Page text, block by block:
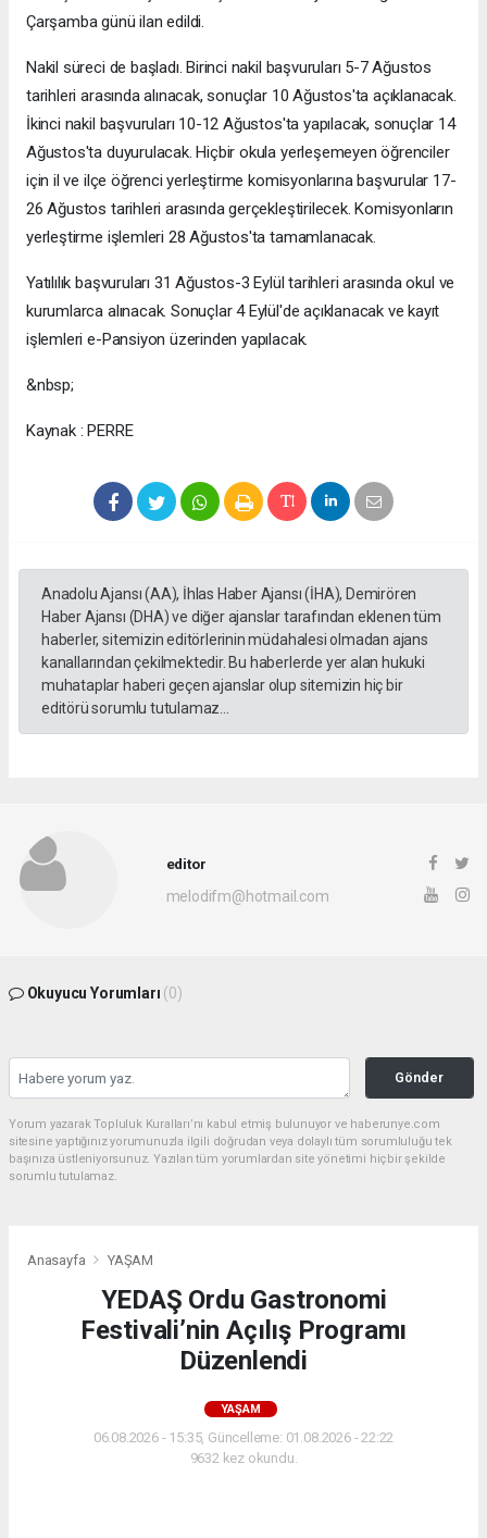
Çarşamba günü ilan edildi.
Nakil süreci de başladı. Birinci nakil başvuruları 5-7 Ağustos
tarihleri arasında alınacak, sonuçlar 10 Ağustos'ta açıklanacak.
İkinci nakil başvuruları 10-12 Ağustos'ta yapılacak, sonuçlar 14
Ağustos'ta duyurulacak. Hiçbir okula yerleşemeyen öğrenciler
için il ve ilçe öğrenci yerleştirme komisyonlarına başvurular 17-
26 Ağustos tarihleri arasında gerçekleştirilecek. Komisyonların
yerleştirme işlemleri 28 Ağustos'ta tamamlanacak.
Yatılılık başvuruları 31 Ağustos-3 Eylül tarihleri arasında okul ve
kurumlarca alınacak. Sonuçlar 4 Eylül'de açıklanacak ve kayıt
işlemleri e-Pansiyon üzerinden yapılacak.
&nbsp;
Kaynak : PERRE
Anadolu Ajansı (AA), İhlas Haber Ajansı (İHA), Demirören
Haber Ajansı (DHA) ve diğer ajanslar tarafından eklenen tüm
haberler, sitemizin editörlerinin müdahalesi olmadan ajans
kanallarından çekilmektedir. Bu haberlerde yer alan hukuki
muhataplar haberi geçen ajanslar olup sitemizin hiç bir
editörü sorumlu tutulamaz...
editor
melodifm@hotmail.com
Okuyucu Yorumları (0)
Gönder
Yorum yazarak Topluluk Kuralları’nı kabul etmiş bulunuyor ve haberunye.com
sitesine yaptığınız yorumunuzla ilgili doğrudan veya dolaylı tüm sorumluluğu tek
başınıza üstleniyorsunuz. Yazılan tüm yorumlardan site yönetimi hiçbir şekilde
sorumlu tutulamaz.
Anasayfa YAŞAM
YEDAŞ Ordu Gastronomi
Festivali’nin Açılış Programı
Düzenlendi
YAŞAM
06.08.2026 - 15:35, Güncelleme: 01.08.2026 - 22:22
9632 kez okundu.